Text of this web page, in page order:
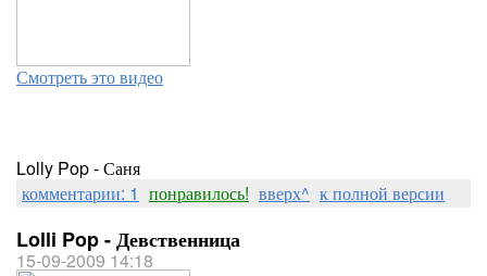
Смотреть это видео
Lolly Pop - Саня
комментарии: 1 понравилось! вверх^ к полной версии
Lolli Pop - Девственница
15-09-2009 14:18